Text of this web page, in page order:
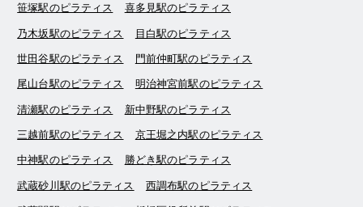
笹塚駅のピラティス 喜多見駅のピラティス
乃木坂駅のピラティス 目白駅のピラティス
世田谷駅のピラティス 門前仲町駅のピラティス
尾山台駅のピラティス 明治神宮前駅のピラティス
清瀬駅のピラティス 新中野駅のピラティス
三越前駅のピラティス 京王堀之内駅のピラティス
中神駅のピラティス 勝どき駅のピラティス
武蔵砂川駅のピラティス 西調布駅のピラティス